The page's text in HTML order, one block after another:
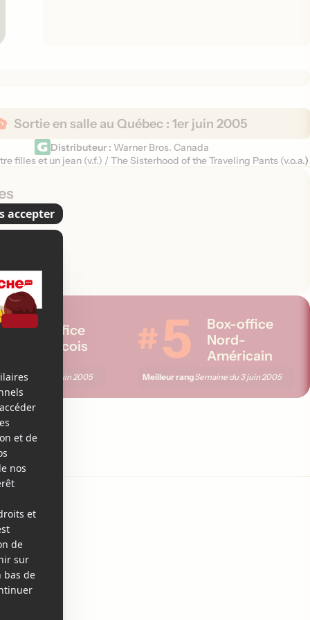
Sortie en salle au Québec :1er juin 2005
Distributeur : Warner Bros. Canada
filles et un jean (v.f.) / The Sisterhood of the Traveling Pants (v.o.a.)
Box-office
Québécois
Semaine du 3 juin 2005
#5
Box-office
Nord-
Américain
Meilleur rangSemaine du3 juin 2005